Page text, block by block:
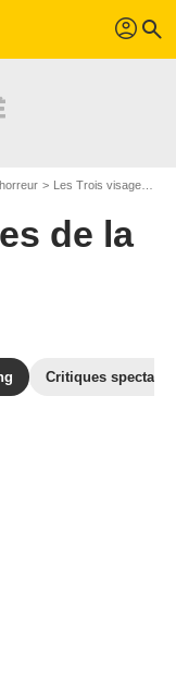
profil search
Les Trois visages de la peur
de la
Critiques